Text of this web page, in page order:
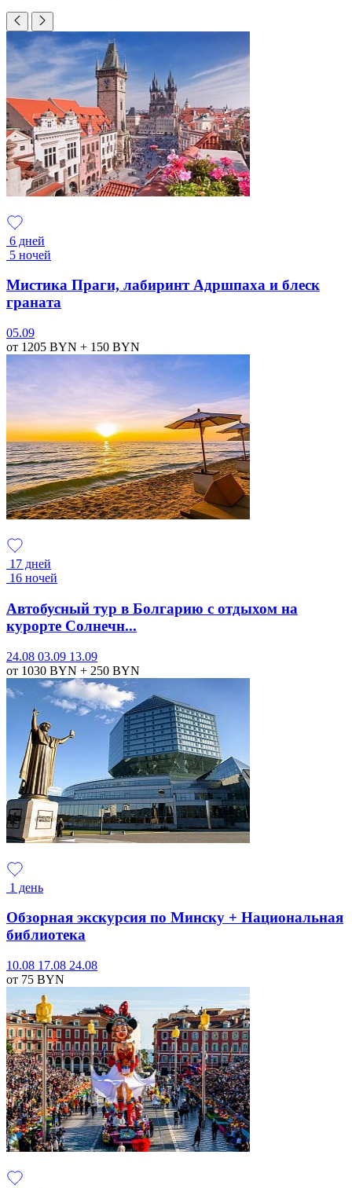
6 дней
5 ночей
Мистика Праги, лабиринт Адршпаха и блеск
граната
05.09
от 1205 BYN + 150 BYN
17 дней
16 ночей
Автобусный тур в Болгарию с отдыхом на
курорте Солнечн...
24.08 03.09 13.09
от 1030 BYN + 250 BYN
1 день
Обзорная экскурсия по Минску + Национальная
библиотека
10.08 17.08 24.08
от 75 BYN